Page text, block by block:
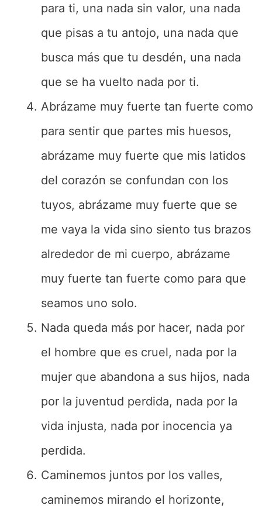
para ti, una nada sin valor, una nada
que pisas a tu antojo, una nada que
busca más que tu desdén, una nada
que se ha vuelto nada por ti.
Abrázame muy fuerte tan fuerte como
para sentir que partes mis huesos,
abrázame muy fuerte que mis latidos
del corazón se confundan con los
tuyos, abrázame muy fuerte que se
me vaya la vida sino siento tus brazos
alrededor de mi cuerpo, abrázame
muy fuerte tan fuerte como para que
seamos uno solo.
Nada queda más por hacer, nada por
el hombre que es cruel, nada por la
mujer que abandona a sus hijos, nada
por la juventud perdida, nada por la
vida injusta, nada por inocencia ya
perdida.
Caminemos juntos por los valles,
caminemos mirando el horizonte,